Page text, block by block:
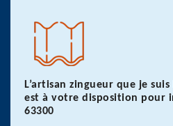
L’artisan zingueur que je
est à votre disposition pour
63300